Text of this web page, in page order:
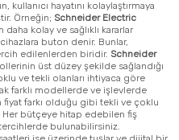
hayatını kolaylaştırmaya
Örneğin; Schneider Electric
kolay ve sağlıklı kararlar
buton denir. Bunlar,
edilenlerden biridir. Schneider
üst düzey şekilde sağlandığı
ve tekli olanları ihtiyaca göre
farklı modellerde ve işlevlerde
fiyat farkı olduğu gibi tekli ve çoklu
Her bütçeye hitap edebilen fiş
bulunabilirsiniz.